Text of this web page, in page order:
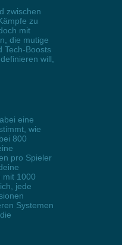
zwischen
zu
mit
die mutige
Tech-Boosts
will,
eine
wie
800
pro Spieler
mit 1000
jede
Systemen